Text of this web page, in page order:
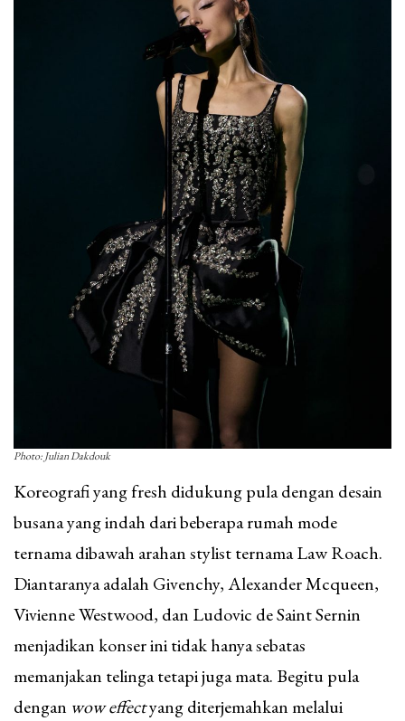
Photo: Julian Dakdouk
Koreografi yang fresh didukung pula dengan desain
busana yang indah dari beberapa rumah mode
ternama dibawah arahan stylist ternama Law Roach.
Diantaranya adalah Givenchy, Alexander Mcqueen,
Vivienne Westwood, dan Ludovic de Saint Sernin
menjadikan konser ini tidak hanya sebatas
memanjakan telinga tetapi juga mata. Begitu pula
dengan wow effectyang diterjemahkan melalui